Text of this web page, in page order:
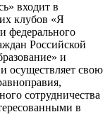
входит в
клубов «Я
федерального
Российской
и
осуществляет свою
сотрудничества
в